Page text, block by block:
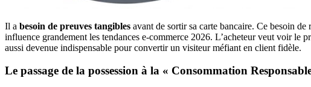
Il a besoin de preuves tangibles avant de sortir sa carte bancaire. Ce besoin de
influence grandement les tendances e-commerce 2026. L’acheteur veut voir
aussi devenue indispensable pour convertir un visiteur méfiant en client fidèle.
Le passage de la possession à la « Consommation